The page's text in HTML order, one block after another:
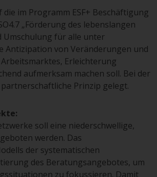
im Programm ESF+ Beschäftigung
„Förderung des lebenslangen
Umschulung für alle unter
Antizipation von Veränderungen und
Erleichterung
aufmerksam machen soll. Bei der
Prinzip gelegt.
soll eine niederschwellige,
werden. Das
der systematischen
des Beratungsangebotes, um
zu fokussieren. Damit